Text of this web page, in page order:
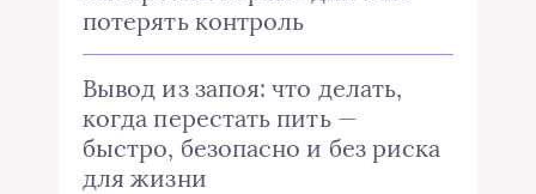
потерять контроль
Вывод из запоя: что делать,
когда перестать пить —
быстро, безопасно и без риска
для жизни